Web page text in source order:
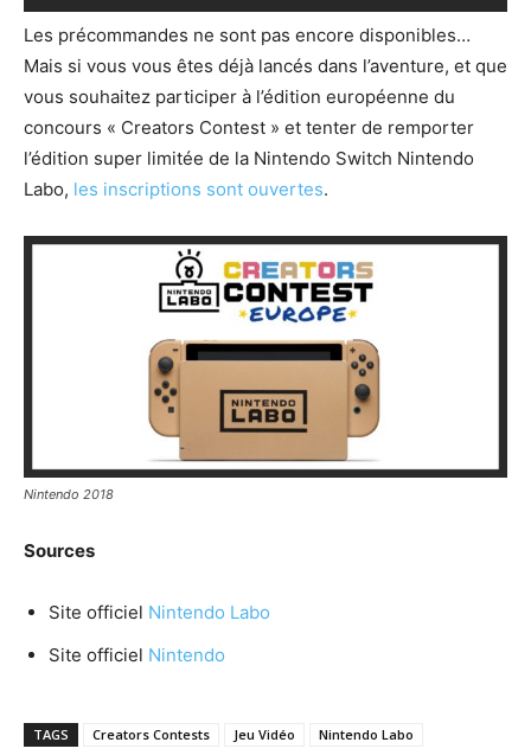
Les précommandes ne sont pas encore disponibles…
Mais si vous vous êtes déjà lancés dans l’aventure, et que
vous souhaitez participer à l’édition européenne du
concours « Creators Contest » et tenter de remporter
l’édition super limitée de la Nintendo Switch Nintendo
Labo, les inscriptions sont ouvertes.
Nintendo 2018
Sources
Site officiel Nintendo Labo
Site officiel Nintendo
TAGS Creators Contests Jeu Vidéo
Nintendo Labo